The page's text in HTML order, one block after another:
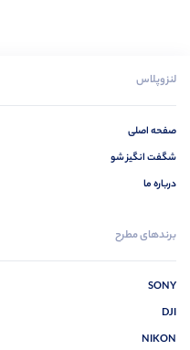
لنزوپلاس
صفحه اصلی
شگفت انگیز شو
درباره ما
برندهای مطرح
SONY
DJI
NIKON